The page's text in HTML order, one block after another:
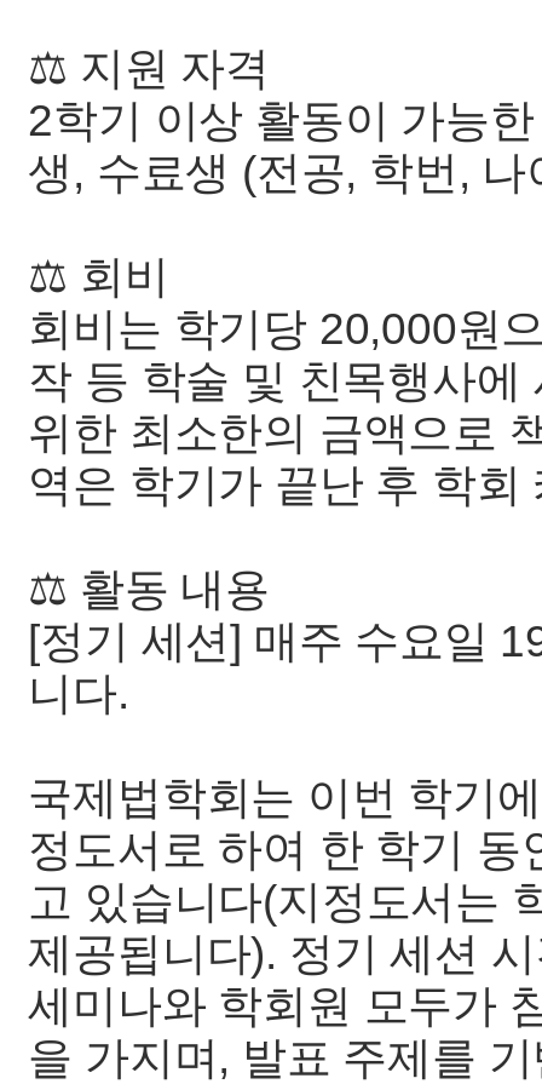
⚖️ 지원 자격
2학기 이상 활동이 가능
생, 수료생 (전공, 학번, 나
⚖️ 회비
회비는 학기당 20,000원
작 등 학술 및 친목행사
위한 최소한의 금액으로
역은 학기가 끝난 후 학
⚖️ 활동 내용
[정기 세션] 매주 수요일
니다.
국제법학회는 이번 학기
정도서로 하여 한 학기
고 있습니다(지정도서는
제공됩니다). 정기 세션
세미나와 학회원 모두가
을 가지며, 발표 주제를